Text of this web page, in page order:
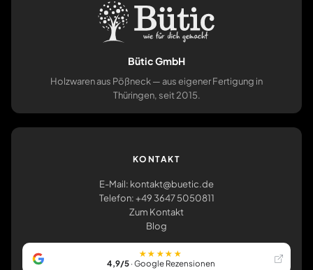
Bütic GmbH
Holzwaren aus Pößneck — aus eigener Fertigung in
Thüringen, seit 2015.
KONTAKT
E-Mail: kontakt@buetic.de
Telefon: +49 3647 5050811
Zum Kontakt
Blog
★★★★★
4,9/5· Google Rezensionen